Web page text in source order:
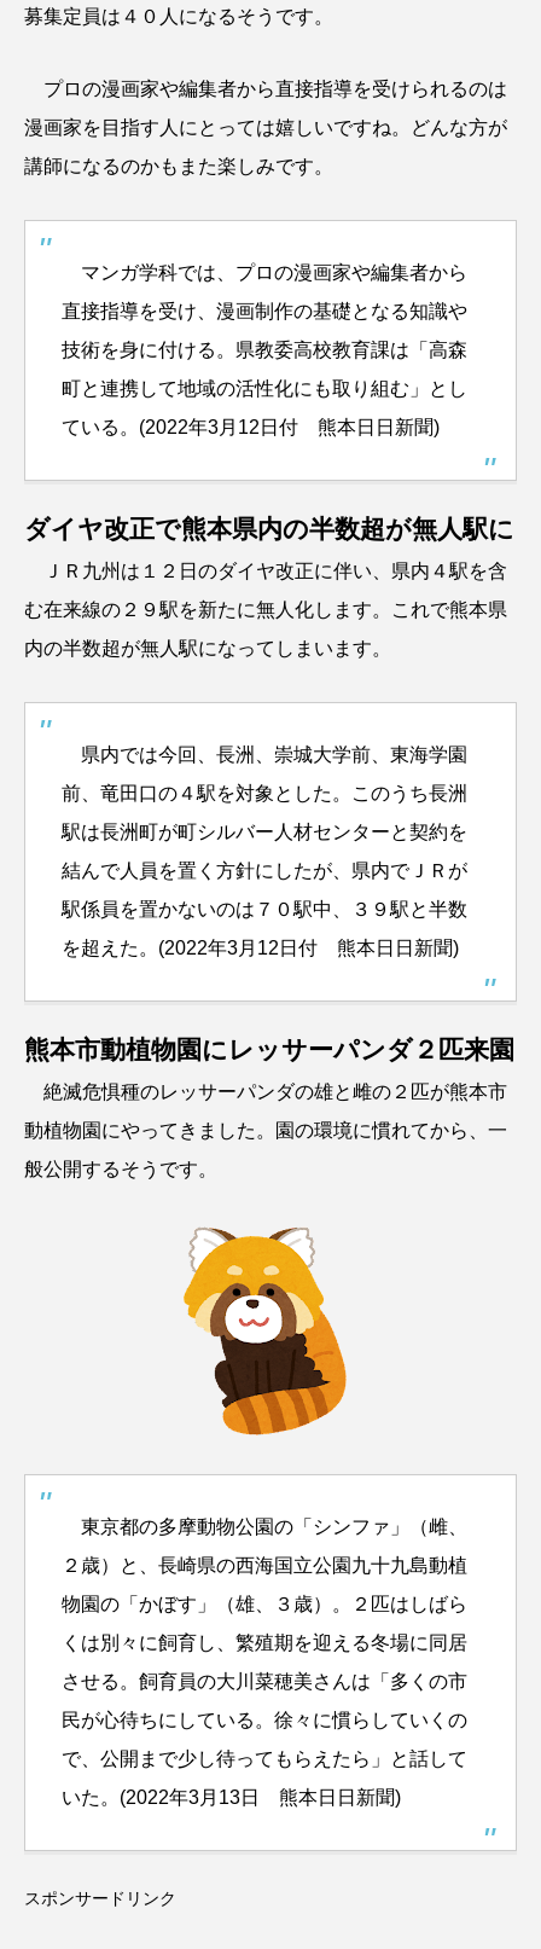
募集定員は４０人になるそうです。
プロの漫画家や編集者から直接指導を受けられるのは
漫画家を目指す人にとっては嬉しいですね。どんな方が
講師になるのかもまた楽しみです。
マンガ学科では、プロの漫画家や編集者から
直接指導を受け、漫画制作の基礎となる知識や
技術を身に付ける。県教委高校教育課は「高森
町と連携して地域の活性化にも取り組む」とし
ている。(2022年3月12日付 熊本日日新聞)
ダイヤ改正で熊本県内の半数超が無人駅に
ＪＲ九州は１２日のダイヤ改正に伴い、県内４駅を含
む在来線の２９駅を新たに無人化します。これで熊本県
内の半数超が無人駅になってしまいます。
県内では今回、長洲、崇城大学前、東海学園
前、竜田口の４駅を対象とした。このうち長洲
駅は長洲町が町シルバー人材センターと契約を
結んで人員を置く方針にしたが、県内でＪＲが
駅係員を置かないのは７０駅中、３９駅と半数
を超えた。(2022年3月12日付 熊本日日新聞)
熊本市動植物園にレッサーパンダ２匹来園
絶滅危惧種のレッサーパンダの雄と雌の２匹が熊本市
動植物園にやってきました。園の環境に慣れてから、一
般公開するそうです。
東京都の多摩動物公園の「シンファ」（雌、
２歳）と、長崎県の西海国立公園九十九島動植
物園の「かぼす」（雄、３歳）。２匹はしばら
くは別々に飼育し、繁殖期を迎える冬場に同居
させる。飼育員の大川菜穂美さんは「多くの市
民が心待ちにしている。徐々に慣らしていくの
で、公開まで少し待ってもらえたら」と話して
いた。(2022年3月13日 熊本日日新聞)
スポンサードリンク